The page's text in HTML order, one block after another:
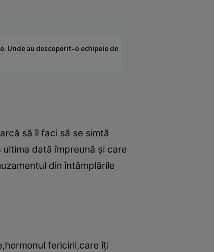
Unde au descoperit-o echipele de
să îl faci să se simtă
dată împreună şi care
din întâmplările
fericirii,care îţi